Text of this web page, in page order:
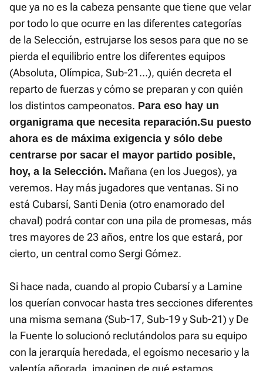
que ya no es la cabeza pensante que tiene que velar
por todo lo que ocurre en las diferentes categorías
de la Selección, estrujarse los sesos para que no se
pierda el equilibrio entre los diferentes equipos
(Absoluta, Olímpica, Sub-21...), quién decreta el
reparto de fuerzas y cómo se preparan y con quién
los distintos campeonatos. Para eso hay un
organigrama que necesita reparación.Su puesto
ahora es de máxima exigencia y sólo debe
centrarse por sacar el mayor partido posible,
hoy, a la Selección. Mañana (en los Juegos), ya
veremos. Hay más jugadores que ventanas. Si no
está Cubarsí, Santi Denia (otro enamorado del
chaval) podrá contar con una pila de promesas, más
tres mayores de 23 años, entre los que estará, por
cierto, un central como Sergi Gómez.
Si hace nada, cuando al propio Cubarsí y a Lamine
los querían convocar hasta tres secciones diferentes
una misma semana (Sub-17, Sub-19 y Sub-21) y De
la Fuente lo solucionó reclutándolos para su equipo
con la jerarquía heredada, el egoísmo necesario y la
valentía añorada, imaginen de qué estamos